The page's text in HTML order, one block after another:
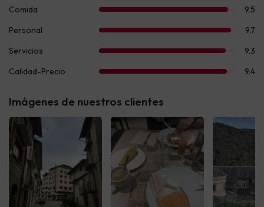
Imágenes de nuestros clientes